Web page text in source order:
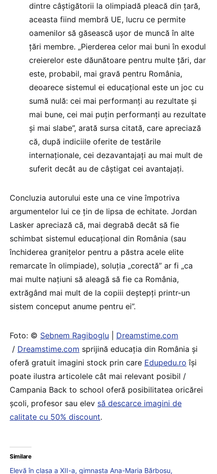
dintre câștigătorii la olimpiadă pleacă din țară,
aceasta fiind membră UE, lucru ce permite
oamenilor să găsească ușor de muncă în alte
țări membre. „Pierderea celor mai buni în exodul
creierelor este dăunătoare pentru multe țări, dar
este, probabil, mai gravă pentru România,
deoarece sistemul ei educațional este un joc cu
sumă nulă: cei mai performanți au rezultate și
mai bune, cei mai puțin performanți au rezultate
și mai slabe”, arată sursa citată, care apreciază
că, după indiciile oferite de testările
internaționale, cei dezavantajați au mai mult de
suferit decât au de câștigat cei avantajați.
Concluzia autorului este una ce vine împotriva
argumentelor lui ce țin de lipsa de echitate. Jordan
Lasker apreciază că, mai degrabă decât să fie
schimbat sistemul educațional din România (sau
închiderea granițelor pentru a păstra acele elite
remarcate în olimpiade), soluția „corectă” ar fi „ca
mai multe națiuni să aleagă să fie ca România,
extrăgând mai mult de la copiii deștepți printr-un
sistem conceput anume pentru ei”.
Foto: © Sebnem Ragiboglu
Dreamstime.com
/ Dreamstime.com sprijină educaţia din România şi
oferă gratuit imagini stock prin care Edupedu.ro îşi
poate ilustra articolele cât mai relevant posibil /
Campania Back to school oferă posibilitatea oricărei
școli, profesor sau elev să descarce imagini de
calitate cu 50% discount.
Similare
Elevă în clasa a XII-a, gimnasta Ana-Maria Bărbosu,